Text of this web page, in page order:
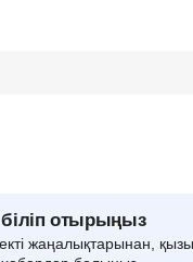
отырыңыз
жаңалықтарынан,